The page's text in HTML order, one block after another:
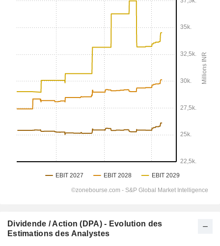
Dividende / Action (DPA) - Evolution des
Estimations des Analystes